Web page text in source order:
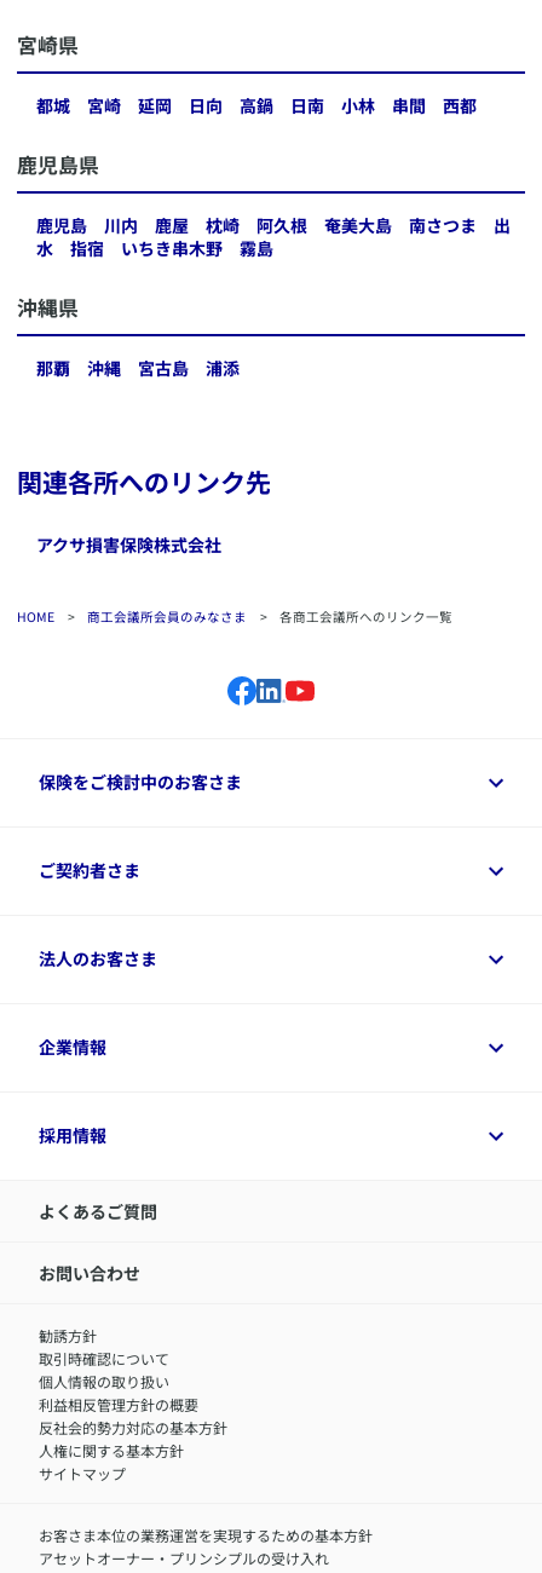
​宮崎県
都城 宮崎 延岡 日向 高鍋 日南 小林 串間 西都
​鹿児島県
鹿児島 川内 鹿屋 枕崎 阿久根 奄美大島 南さつま
出
水
指宿 いちき串木野 霧島
​沖縄県
那覇 沖縄 宮古島 浦添
関連各所へのリンク先
​アクサ損害保険株式会社
HOME > 商工会議所会員のみなさま > 各商工会議所へのリンク一覧
保険をご検討中のお客さま
保険をご検討中のお客さまトップ
資料請求
変額保険各種情報
ご契約者さま
ご契約者さまトップ
デジタル約款
令和8年（2026年）分の生命保険料控除証明書について
アクサのネット完結保険（旧アクサダイレクト生命）
法人のお客さま
法人のお客さまトップ
経営者サポートサービス
企業情報
企業情報トップ
アクサ生命が選ばれる理由
IR情報
サステナビリティの取り組み
​お客さまを金融犯罪からお守りするために
アクサグループについて
採用情報
採用情報トップ
中途採用：内勤正社員
職）
中途採用：フィナンシャルプラン・アドバイザー（営業職）
障害者採用
よくあるご質問
お問い合わせ
勧誘方針
取引時確認について
個人情報の取り扱い
利益相反管理方針の概要
反社会的勢力対応の基本方針
人権に関する基本方針
サイトマップ
お客さま本位の業務運営を実現するための基本方針
アセットオーナー・プリンシプルの受け入れ